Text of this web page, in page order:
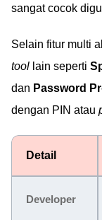
sangat cocok
Selain fitur multi
tool lain seperti
dan Password
dengan PIN atau
Detail
Developer